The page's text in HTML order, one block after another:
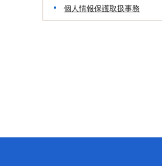
個人情報保護取扱事務